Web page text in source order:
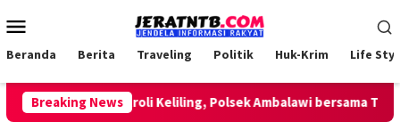
ke
Mobile
Beranda Berita Traveling Politik Huk-Krim Life
Breaking News
Lakukan Patroli Keliling, Polsek Ambalawi bersama TNI dan